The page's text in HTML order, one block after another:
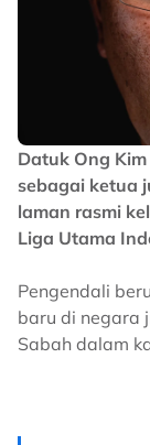
Datuk Ong
sebagai ketua
laman rasmi
Liga Utama
Pengendali
baru di negara
Sabah dalam